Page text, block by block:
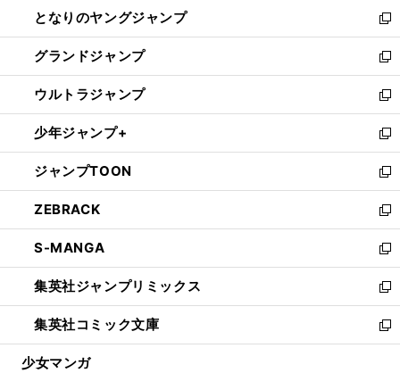
く
ド
ウ
で
開
く
ィ
ン
ド
ウ
で
開
く
い
ウ
ィ
ン
ド
ウ
で
開
く
となりのヤングジャンプ
新
し
い
ウ
ィ
ン
ド
ウ
で
開
く
グランドジャンプ
新
し
い
ウ
ィ
ン
ド
ウ
で
開
く
ウルトラジャンプ
新
し
い
ウ
ィ
ン
ド
ウ
で
開
く
少年ジャンプ+
新
し
い
ウ
ィ
ン
ド
ウ
で
開
く
ジャンプTOON
新
し
い
ウ
ィ
ン
ド
ウ
で
開
ZEBRACK
新
し
い
ウ
ィ
ン
ド
ウ
S-MANGA
新
し
い
ウ
ィ
ン
集英社ジャンプリミックス
新
し
い
ウ
集英社コミック文庫
新
し
少女マンガ